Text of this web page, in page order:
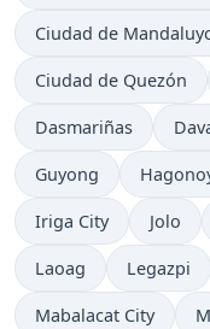
Ciudad de
Ciudad de Quezón
Dasmariñas
Guyong
Iriga City Jolo
Laoag Legazpi
Mabalacat City